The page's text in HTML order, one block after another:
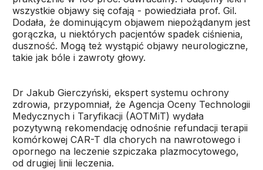
wszystkie objawy się cofają - powiedziała prof. Gil.
Dodała, że dominującym objawem niepożądanym jest
gorączka, u niektórych pacjentów spadek ciśnienia,
duszność. Mogą też wystąpić objawy neurologiczne,
takie jak bóle i zawroty głowy.
Dr Jakub Gierczyński, ekspert systemu ochrony
zdrowia, przypomniał, że Agencja Oceny Technologii
Medycznych i Taryfikacji (AOTMiT) wydała
pozytywną rekomendację odnośnie refundacji terapii
komórkowej CAR-T dla chorych na nawrotowego i
opornego na leczenie szpiczaka plazmocytowego,
od drugiej linii leczenia.